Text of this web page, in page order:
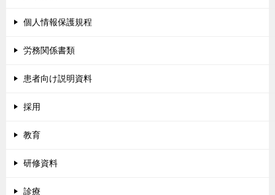
個人情報保護規程
労務関係書類
患者向け説明資料
採用
教育
研修資料
診療